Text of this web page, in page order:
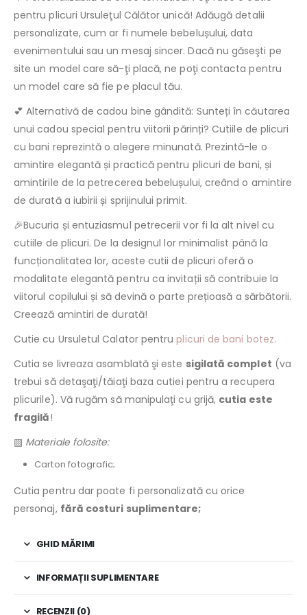
pentru plicuri Ursuleţul Călător unică! Adăugă detalii
personalizate, cum ar fi numele bebelușului, data
evenimentului sau un mesaj sincer. Dacă nu găseşti pe
site un model care să-ţi placă, ne poţi contacta pentru
un model care să fie pe placul tău.
💕 Alternativă de cadou bine gândită: Sunteți în căutarea
unui cadou special pentru viitorii părinți? Cutiile de plicuri
cu bani reprezintă o alegere minunată. Prezintă-le o
amintire elegantă și practică pentru plicuri de bani, și
amintirile de la petrecerea bebelușului, creând o amintire
de durată a iubirii și sprijinului primit.
🎉Bucuria și entuziasmul petrecerii vor fi la alt nivel cu
cutiile de plicuri. De la designul lor minimalist până la
funcționalitatea lor, aceste cutii de plicuri oferă o
modalitate elegantă pentru ca invitații să contribuie la
viitorul copilului și să devină o parte prețioasă a sărbătorii.
Creează amintiri de durată!
Cutie cu Ursuletul Calator pentruplicuri de bani botez.
Cutia se livreaza asamblată şi este sigilată complet (va
trebui să detaşaţi/tăiaţi baza cutiei pentru a recupera
plicurile). Vă rugăm să manipulaţi cu grijă, cutia este
fragilă!
▧ Materiale folosite:
Carton fotografic;
Cutia pentru dar poate fi personalizată cu orice
personaj, fără costuri suplimentare;
GHID MĂRIMI
INFORMAȚII SUPLIMENTARE
RECENZII (0)